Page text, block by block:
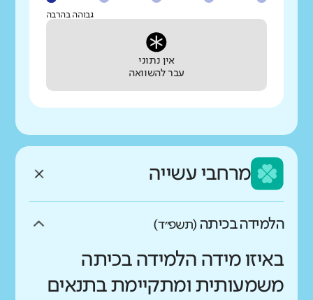
גבוהה בהרבה
אין נתוני
עבר להשוואה
מרחבי עשייה
הלמידה בכיתה (תשפ״ד)
באיזו מידה הלמידה בכיתה
משמעותית ומתקיימת בתנאים